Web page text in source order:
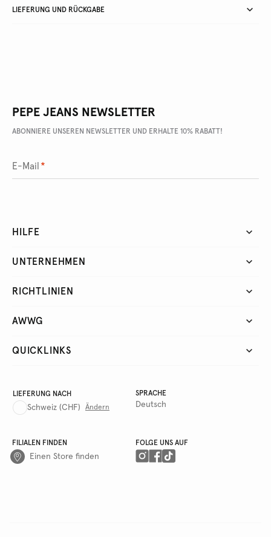
LIEFERUNG UND RÜCKGABE
PEPE JEANS NEWSLETTER
ABONNIERE UNSEREN NEWSLETTER UND ERHALTE 10% RABATT!
E-Mail *
HILFE
UNTERNEHMEN
RICHTLINIEN
AWWG
QUICKLINKS
LIEFERUNG NACH
Schweiz (CHF) Ändern
SPRACHE
Deutsch
FILIALEN FINDEN
Einen Store finden
FOLGE UNS AUF